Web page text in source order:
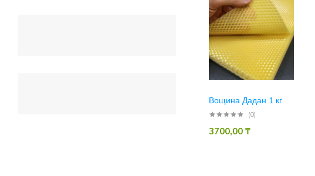
Вощина Дадан 1 кг
(0)
3700,00 ₸